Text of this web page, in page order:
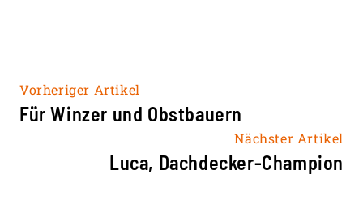
Vorheriger Artikel
Für Winzer und Obstbauern
Nächster Artikel
Luca, Dachdecker-Champion